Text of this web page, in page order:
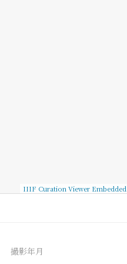
IIIF Curation Viewer Embedded
撮影年月